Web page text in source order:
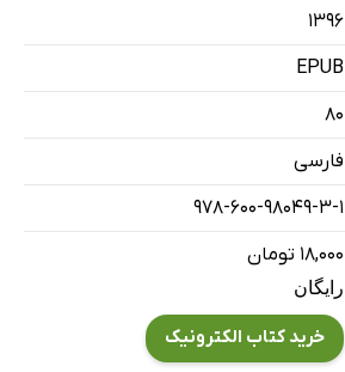
۱۳۹۶
EPUB
80
فارسی
978-600-98049-3-1
۱۸,۰۰۰ تومان
رایگان
خرید کتاب الکترونیک